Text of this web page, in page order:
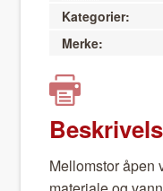
Kategorier:
Merke:
Mel­lom­stor åpen